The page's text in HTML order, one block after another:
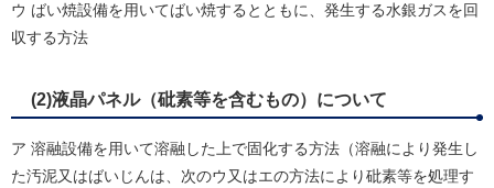
ウ ばい焼設備を用いてばい焼するとともに、発生する水銀ガスを回
収する方法
(2)液晶パネル（砒素等を含むもの）について
ア 溶融設備を用いて溶融した上で固化する方法（溶融により発生し
た汚泥又はばいじんは、次のウ又はエの方法により砒素等を処理す